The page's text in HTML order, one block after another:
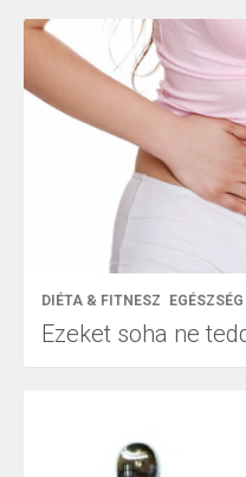
DIÉTA & FITNESZ EGÉSZSÉG
Ezeket soha ne